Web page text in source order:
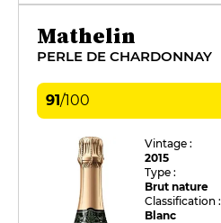
Mathelin
PERLE DE CHARDONNAY
91/100
Vintage :
2015
Type :
Brut nature
Classification :
Blanc